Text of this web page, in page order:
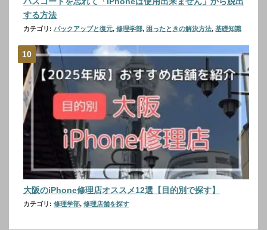
する方法
カテゴリ: バックアップと復元, 修理学部, 困ったときの解決方法, 基礎知識
大阪のiPhone修理店オススメ12選【目的別で探す】
カテゴリ: 修理学部, 修理店舗を探す